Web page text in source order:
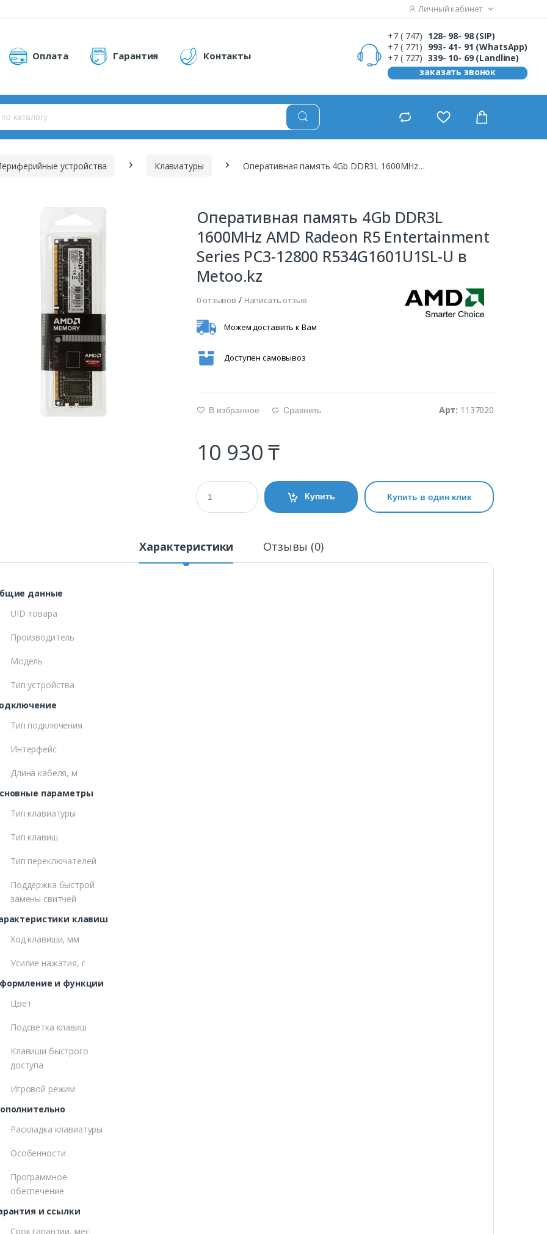
Личный кабинет
Оплата Гарантия Контакты
+7 ( 747) 128- 98- 98 (SIP)
+7 ( 771) 993- 41- 91 (WhatsApp)
+7 ( 727) 339- 10- 69 (Landline)
заказать звонок
устройства Клавиатуры Оперативная память 4Gb DDR3L 1600MHz AMD Radeon R5 Entertainment Series PC3-12800 R534G1601U1SL-U
Оперативная память 4Gb DDR3L
1600MHz AMD Radeon R5 Entertainment
Series PC3-12800 R534G1601U1SL-U в
Metoo.kz
0 отзывов / Написать отзыв
Можем доставить к Вам
Доступен самовывоз
Арт: 1137020
g В избранное d Сравнить
10 930 ₸
Купить Купить в один клик
Характеристики Отзывы (0)
данные
UID товара
Производитель
Модель
Тип устройства
Тип подключения
Интерфейс
Длина кабеля, м
параметры
Тип клавиатуры
Тип клавиш
Тип переключателей
Поддержка быстрой
замены свитчей
клавиш
Ход клавиши, мм
Усилие нажатия, г
и функции
Цвет
Подсветка клавиш
Клавиши быстрого
доступа
Игровой режим
Раскладка клавиатуры
Особенности
Программное
обеспечение
и ссылки
Срок гарантии, мес.